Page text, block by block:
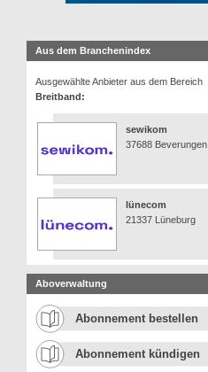
Aus dem Branchenindex
Ausgewählte Anbieter aus dem Bereich
Breitband:
sewikom
37688 Beverungen
lünecom
21337 Lüneburg
Aboverwaltung
Abonnement bestellen
Abonnement kündigen